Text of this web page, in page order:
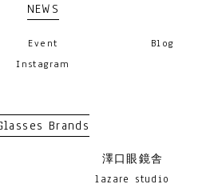
NEWS
Event
Blog
Instagram
Brands
澤口眼鏡舎
lazare studio